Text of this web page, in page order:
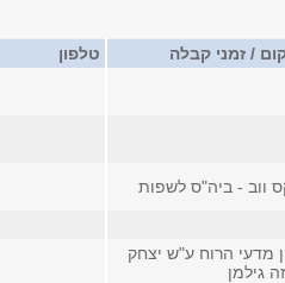
/ זמני קבלה טלפון
ווב - ביה"ס לשפות
מדעי הרוח ע"ש יצחק
גילמן